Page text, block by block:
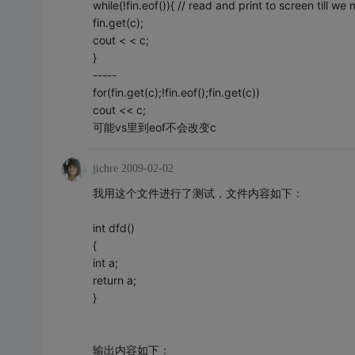
while(!fin.eof()){ // read and print to screen till we
fin.get(c);
cout < < c;
}
-----
for(fin.get(c);!fin.eof();fin.get(c))
cout << c;
可能vs里到eof不会改变c
jichre 2009-02-02
我用这个文件进行了测试，文件内容如下：
int dfd()
{
int a;
return a;
}
输出内容如下：